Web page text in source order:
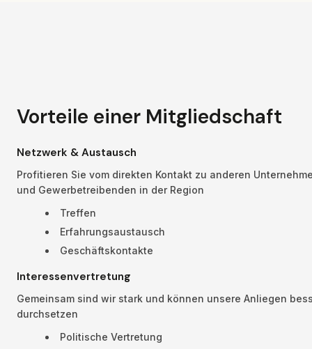
Vorteile einer Mitgliedschaft
Netzwerk & Austausch
Profitieren Sie vom direkten Kontakt zu anderen
und Gewerbetreibenden in der Region
Treffen
Erfahrungsaustausch
Geschäftskontakte
Interessenvertretung
Gemeinsam sind wir stark und können unsere Anliegen
durchsetzen
Politische Vertretung